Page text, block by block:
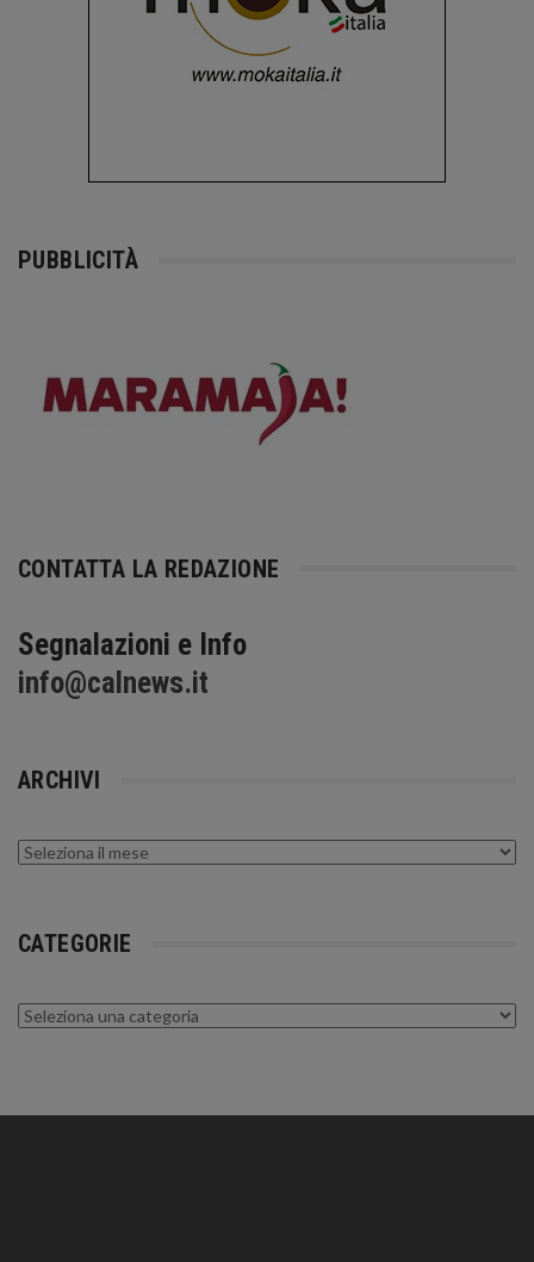
PUBBLICITÀ
CONTATTA LA REDAZIONE
Segnalazioni e Info
info@calnews.it
ARCHIVI
Archivi
CATEGORIE
Categorie